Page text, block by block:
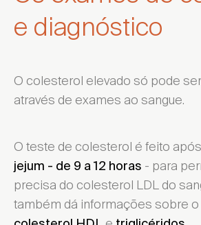
e diagnóstico
O colesterol elevado só pode
através de exames ao sangue.
O teste de colesterol é feito
jejum - de 9 a 12 horas - para
precisa do colesterol LDL do
também dá informações sobre o